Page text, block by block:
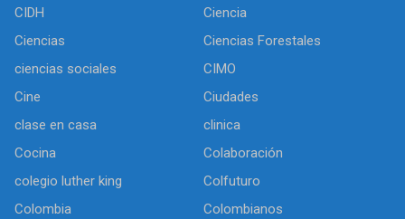
CIDH
Ciencia
Ciencias
Ciencias Forestales
ciencias sociales
CIMO
Cine
Ciudades
clase en casa
clinica
Cocina
Colaboración
colegio luther king
Colfuturo
Colombia
Colombianos